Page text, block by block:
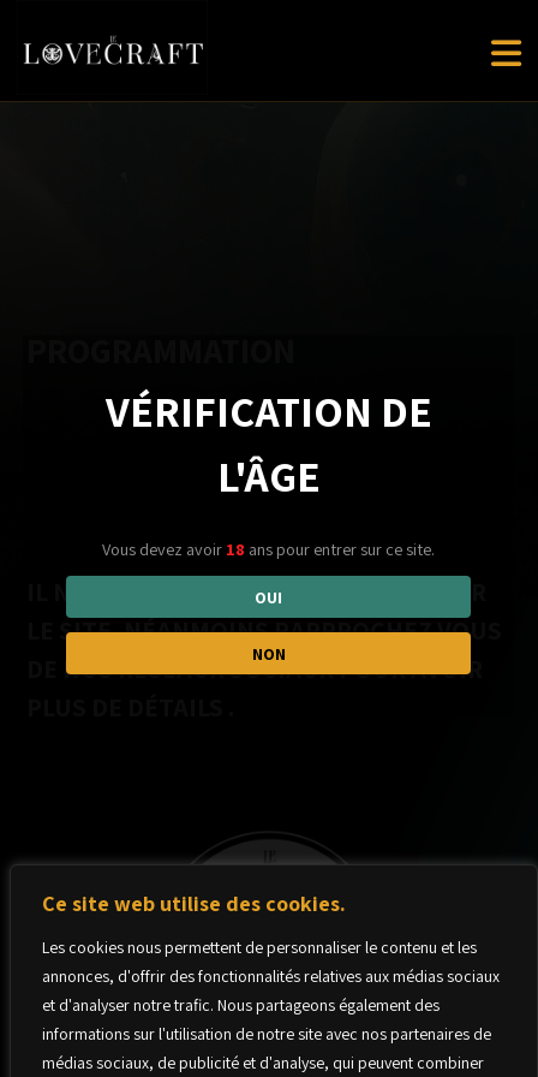
Ce site web utilise des cookies.
Les cookies nous permettent de personnaliser le contenu et les
annonces, d'offrir des fonctionnalités relatives aux médias sociaux
et d'analyser notre trafic. Nous partageons également des
informations sur l'utilisation de notre site avec nos partenaires de
médias sociaux, de publicité et d'analyse, qui peuvent combiner
content
IL N'Y A PAS D'ÉVÉNEMENTS NOTÉS SUR
LE SITE, NÉANMOINS RAPPROCHEZ VOUS
DE NOS RÉSEAUX SOCIAUX POUR AVOIR
VÉRIFICATION DE
L'ÂGE
Vous devez avoir 18 ans pour entrer sur ce site.
OUI
NON